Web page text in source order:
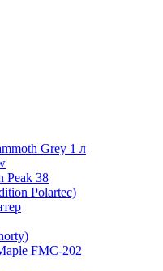
Grey 1 л
Peak 38
Polartec)
FMC-202